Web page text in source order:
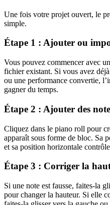
Une fois votre projet ouvert, le
simple.
Étape 1 : Ajouter ou
Vous pouvez commencer avec
fichier existant. Si vous avez
ou une performance convertie,
gagner du temps.
Étape 2 : Ajouter des
Cliquez dans le piano roll pour
apparaît sous forme de bloc. Sa
et sa position horizontale
Étape 3 : Corriger la
Si une note est fausse, faites-la
pour changer la hauteur. Si elle